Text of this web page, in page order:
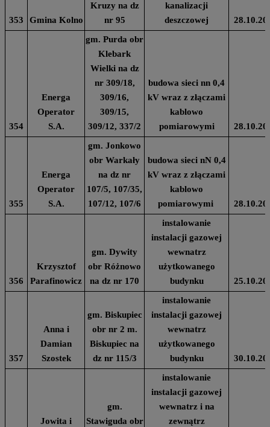
353 Gmina Kolno
Kruzy na dz
nr 95
kanalizacji
deszczowej
354
Energa
Operator
S.A.
gm. Purda obr
Klebark
Wielki na dz
nr 309/18,
309/16,
309/15,
309/12, 337/2
budowa sieci nn 0,4
kV wraz z złączami
kablowo
pomiarowymi
355
Energa
Operator
S.A.
gm. Jonkowo
obr Warkały
na dz nr
107/5, 107/35,
107/12, 107/6
budowa sieci nN 0,4
kV wraz z złączami
kablowo
pomiarowymi
356
Krzysztof
Parafinowicz
gm. Dywity
obr Różnowo
na dz nr 170
instalowanie
instalacji gazowej
wewnatrz
użytkowanego
budynku
357
Anna i
Damian
Szostek
gm. Biskupiec
obr nr 2 m.
Biskupiec na
dz nr 115/3
instalowanie
instalacji gazowej
wewnatrz
użytkowanego
budynku
Jowita i
gm.
Stawiguda obr
instalowanie
instalacji gazowej
wewnatrz i na
zewnątrz